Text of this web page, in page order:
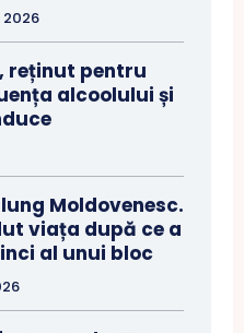
2026
reținut pentru
alcoolului și
Moldovenesc.
viața după ce a
al unui bloc